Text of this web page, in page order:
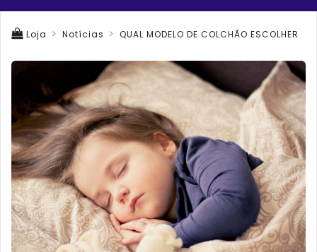
Loja Notícias QUAL MODELO DE COLCHÃO ESCOLHER